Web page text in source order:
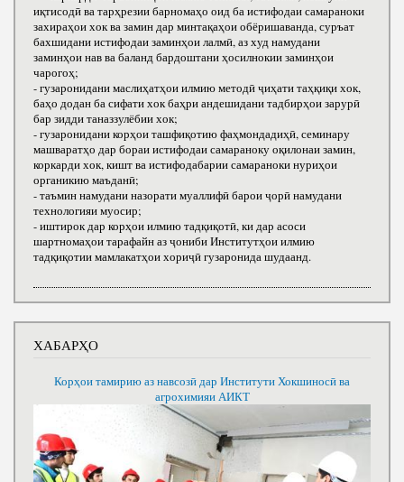
иқтисодӣ ва тарҳрезии барномаҳо оид ба истифодаи самараноки
захираҳои хок ва замин дар минтақаҳои обёришаванда, суръат
бахшидани истифодаи заминҳои лалмӣ, аз худ намудани
заминҳои нав ва баланд бардоштани ҳосилнокии заминҳои
чарогоҳ;
- гузаронидани маслиҳатҳои илмию методӣ ҷиҳати таҳқиқи хок,
баҳо додан ба сифати хок баҳри андешидани тадбирҳои зарурӣ
бар зидди таназзулёбии хок;
- гузаронидани корҳои ташфиқотию фаҳмондадиҳӣ, семинару
машваратҳо дар бораи истифодаи самараноку оқилонаи замин,
коркарди хок, кишт ва истифодабарии самараноки нуриҳои
органикию маъданӣ;
- таъмин намудани назорати муаллифӣ барои ҷорӣ намудани
технологияи муосир;
- иштирок дар корҳои илмию тадқиқотӣ, ки дар асоси
шартномаҳои тарафайн аз ҷониби Институтҳои илмию
тадқиқотии мамлакатҳои хориҷӣ гузаронида шудаанд.
ХАБАРҲО
Корҳои тамирию аз навсозӣ дар Институти Хокшиносӣ ва
агрохимияи АИКТ